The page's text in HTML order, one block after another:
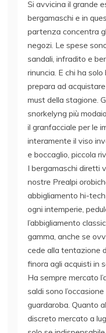
Si avvicina il grande
bergamaschi e in
partenza concentra
negozi. Le spese
sandali, infradito e
rinuncia. E chi ha
prepara ad
must della stagione.
snorkelyng più
il granfacciale per le
interamente il viso
e boccaglio, piccola
I bergamaschi diretti
nostre Prealpi
abbigliamento hi-
ogni intemperie,
l’abbigliamento
gamma, anche se
cede alla tentazione
finora agli acquisti in
Ha sempre mercato
saldi sono
guardaroba. Quanto
discreto mercato a